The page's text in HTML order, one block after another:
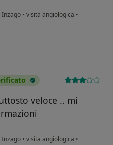
Inzago • visita angiologica •
veloce .. mi
Inzago • visita angiologica •